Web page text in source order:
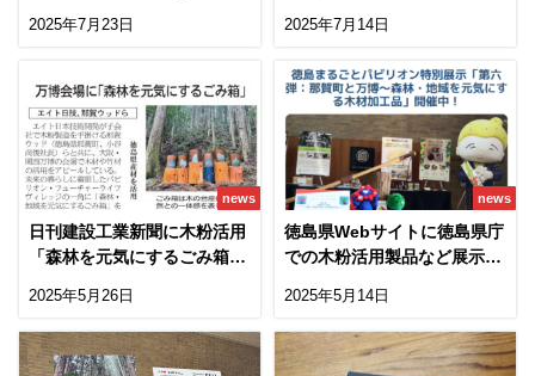
す！
2025年7月23日 2025年7月14日
news
日刊建設工業新聞に木粉活用
「森林を元気にするごみ箱」
2025年5月26日
news
徳島県Webサイトに徳島県庁
での木粉活用製品など展示を
2025年5月14日